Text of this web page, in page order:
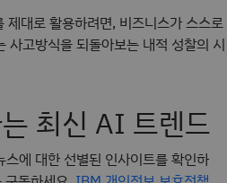
대로 활용하려면, 비즈니스가 스스로
사고방식을 되돌아보는 내적 성찰의 시
최신 AI 트렌드
에 대한 선별된 인사이트를 확인하